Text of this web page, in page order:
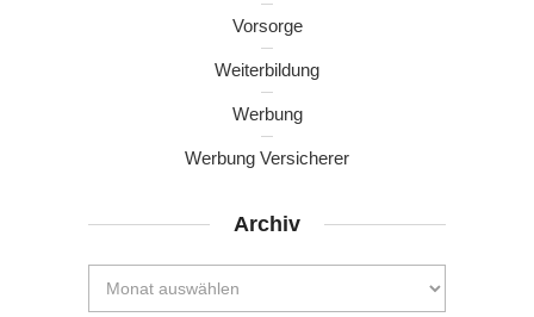
Vorsorge
Weiterbildung
Werbung
Werbung Versicherer
Archiv